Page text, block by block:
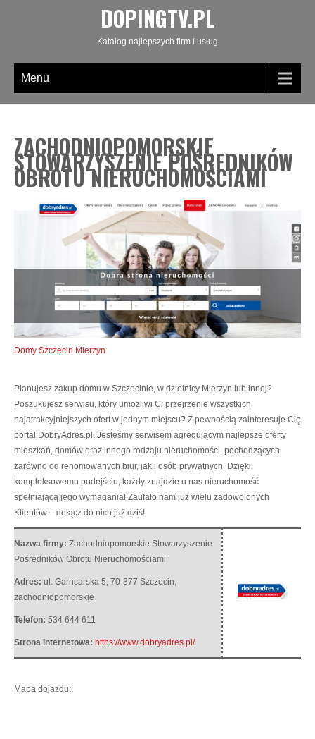
DOPINGTV.PL
Katalog najlepszych firm i usług
Menu
ZACHODNIOPOMORSKIE
STOWARZYSZENIE POŚREDNIKÓW
OBROTU NIERUCHOMOŚCIAMI
Domy Szczecin Mierzyn
Planujesz zakup domu w Szczecinie, w dzielnicy Mierzyn lub innej?
Poszukujesz serwisu, który umożliwi Ci przejrzenie wszystkich
najatrakcyjniejszych ofert w jednym miejscu? Z pewnością zainteresuje Cię
portal DobryAdres.pl. Jesteśmy serwisem agregującym najlepsze oferty
mieszkań, domów oraz innego rodzaju nieruchomości, pochodzących
zarówno od renomowanych biur, jak i osób prywatnych. Dzięki
kompleksowemu podejściu, każdy znajdzie u nas nieruchomość
spełniającą jego wymagania! Zaufało nam już wielu zadowolonych
Klientów – dołącz do nich już dziś!
Nazwa firmy: Zachodniopomorskie Stowarzyszenie
Pośredników Obrotu Nieruchomościami
Adres: ul. Garncarska 5, 70-377 Szczecin,
zachodniopomorskie
Telefon: 534 644 611
Strona internetowa: https://www.dobryadres.pl/
Mapa dojazdu: